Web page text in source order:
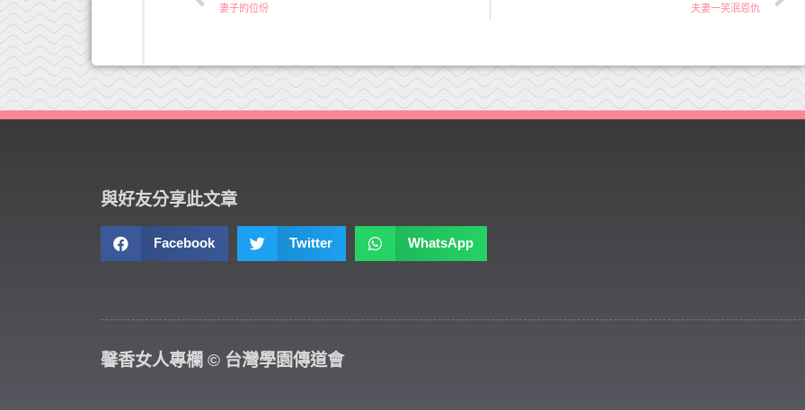
妻子的位份 夫妻一笑泯恩仇
與好友分享此文章
Facebook Twitter WhatsApp
馨香女人專欄 © 台灣學園傳道會